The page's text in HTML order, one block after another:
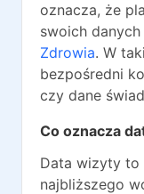
oznacza, że
swoich
Zdrowia. W
bezpośredni
czy dane
Co oznacza
Data wizyty to
najbliższego